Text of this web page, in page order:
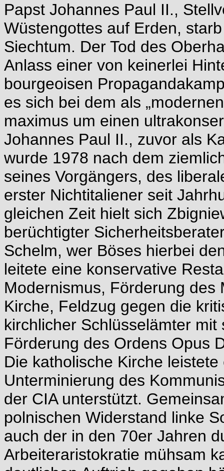
Papst Johannes Paul II.,
Wüstengottes auf Erden,
Siechtum. Der Tod des
Anlass einer von keinerlei
bourgeoisen
es sich bei dem als
maximus um einen
Johannes Paul II., zuvor als
wurde 1978 nach dem
seines Vorgängers, des
erster Nichtitaliener seit
gleichen Zeit hielt sich
berüchtigter
Schelm, wer Böses hierbei
leitete eine konservative
Modernismus, Förderung des
Kirche, Feldzug gegen die
kirchlicher Schlüsselämter
Förderung des Ordens Opus
Die katholische Kirche
Unterminierung des
der CIA unterstützt.
polnischen Widerstand linke
auch der in den 70er Jahren
Arbeiteraristokratie mühsam